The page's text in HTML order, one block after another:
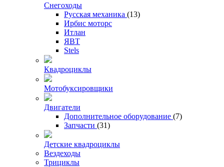
Снегоходы
Русская механика (13)
Ирбис моторс
Итлан
ЯВТ
Stels
Квадроциклы
Мотобуксировщики
Двигатели
Дополнительное оборудование (7)
Запчасти (31)
Детские квадроциклы
Вездеходы
Трициклы